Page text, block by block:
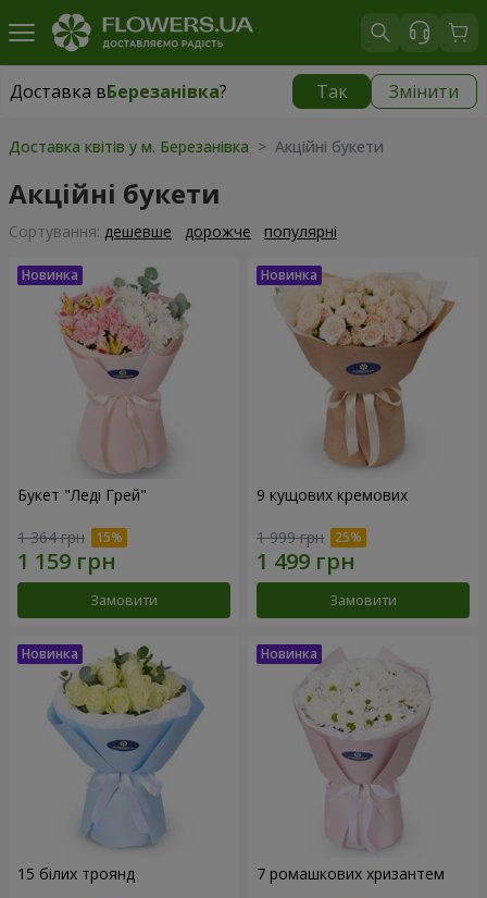
Доставка вБерезанівка? Так Змінити
Доставка вБерезанівка| безкоштовно
Доставка квітів у м. Березанівка > Акційні букети
Акційні букети
Сортування: дешевше дорожче популярні
Букет "Леді Грей"
1 364 грн
Замовити
9 кущових кремових
1 999 грн
Замовити
15 білих троянд 7 ромашкових хризантем